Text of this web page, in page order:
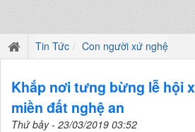
Tin Tức Con người xứ nghệ
Khắp nơi tưng bừng lễ hội
miền đất nghệ an
Thứ bảy - 23/03/2019 03:52